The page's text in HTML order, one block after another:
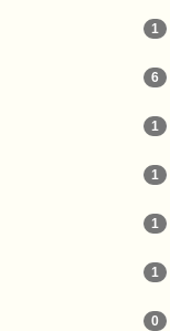
1
6
1
1
1
1
0